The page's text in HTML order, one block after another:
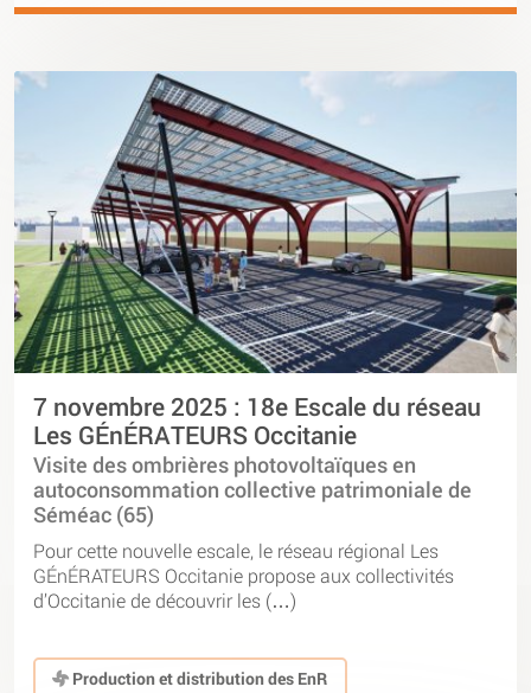
7 novembre 2025 : 18e Escale du réseau
Les GÉnÉRATEURS Occitanie
Visite des ombrières photovoltaïques en
autoconsommation collective patrimoniale de
Séméac (65)
Pour cette nouvelle escale, le réseau régional Les
GÉnÉRATEURS Occitanie propose aux collectivités
d’Occitanie de découvrir les (…)
Production et distribution des EnR